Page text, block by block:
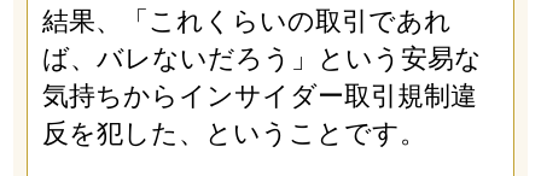
結果、「これくらいの取引であれ
ば、バレないだろう」という安易な
気持ちからインサイダー取引規制違
反を犯した、ということです。